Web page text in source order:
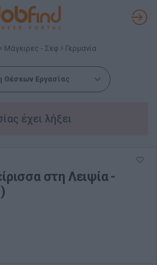
Μάγειρες - Σεφ Γερμανία
Θέσεων Εργασίας
έχει λήξει
στη Λειψία -